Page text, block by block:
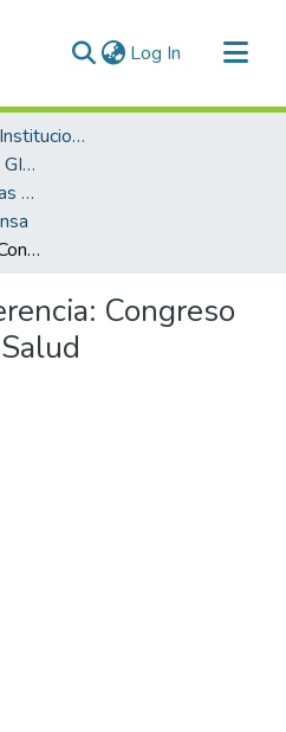
Log In (current)
Archivo Histórico Institucional
ARCHIVO DIGITAL DR. GINÉS GONZÁLEZ GARCÍA
4. Discursos, Conferencias y Presentaciones
Discurso y Conferencia: Congreso Internacional de Salud
Congreso